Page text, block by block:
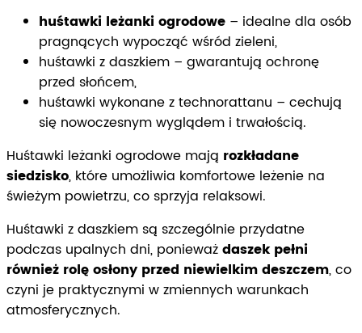
huśtawki leżanki ogrodowe – idealne dla osób
pragnących wypocząć wśród zieleni,
huśtawki z daszkiem – gwarantują ochronę
przed słońcem,
huśtawki wykonane z technorattanu – cechują
się nowoczesnym wyglądem i trwałością.
Huśtawki leżanki ogrodowe mają rozkładane
siedzisko, które umożliwia komfortowe leżenie na
świeżym powietrzu, co sprzyja relaksowi.
Huśtawki z daszkiem są szczególnie przydatne
podczas upalnych dni, ponieważdaszek pełni
również rolę osłony przed niewielkim deszczem, co
czyni je praktycznymi w zmiennych warunkach
atmosferycznych.